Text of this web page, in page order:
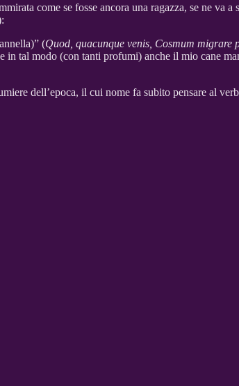
come se fosse ancora una ragazza, se ne va a
(Quod, quacunque venis, Cosmum migrare
tal modo (con tanti profumi) anche il mio cane
dell’epoca, il cui nome fa subito pensare al